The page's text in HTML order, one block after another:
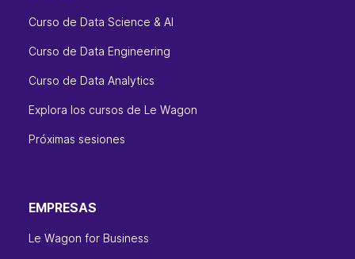
Curso de Data Science & AI
Curso de Data Engineering
Curso de Data Analytics
Explora los cursos de Le Wagon
Próximas sesiones
EMPRESAS
Le Wagon for Business